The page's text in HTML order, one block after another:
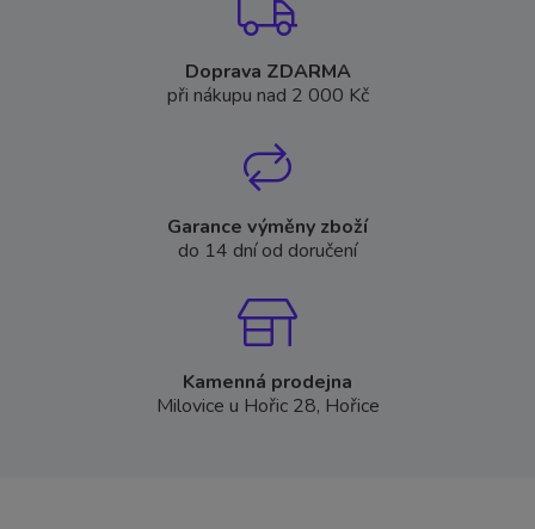
Doprava ZDARMA
při nákupu nad 2 000 Kč
Garance výměny zboží
do 14 dní od doručení
Kamenná prodejna
Milovice u Hořic 28, Hořice